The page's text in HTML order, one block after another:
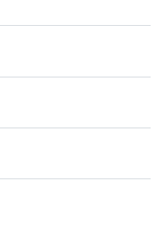
385,00 €